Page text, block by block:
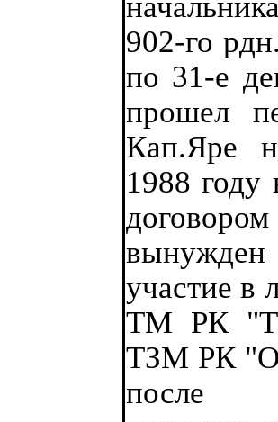
902-го
по 31-е
прошел
Кап.Яре
1988 году
участие в
ТМ РК
ТЗМ РК
после